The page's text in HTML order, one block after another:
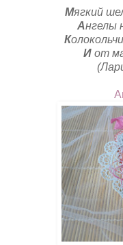
Мягкий
Ангелы
К
И от